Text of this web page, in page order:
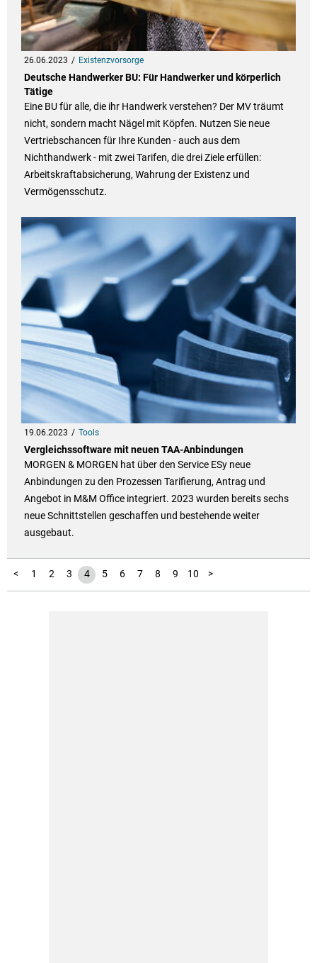
26.06.2023 Existenzvorsorge
Deutsche Handwerker BU: Für Handwerker und körperlich
Tätige
Eine BU für alle, die ihr Handwerk verstehen? Der MV träumt
nicht, sondern macht Nägel mit Köpfen. Nutzen Sie neue
Vertriebschancen für Ihre Kunden - auch aus dem
Nichthandwerk - mit zwei Tarifen, die drei Ziele erfüllen:
Arbeitskraftabsicherung, Wahrung der Existenz und
Vermögensschutz.
19.06.2023 Tools
Vergleichssoftware mit neuen TAA-Anbindungen
MORGEN & MORGEN hat über den Service ESy neue
Anbindungen zu den Prozessen Tarifierung, Antrag und
Angebot in M&M Office integriert. 2023 wurden bereits sechs
neue Schnittstellen geschaffen und bestehende weiter
ausgebaut.
< 1 2 3 4 5 6 7 8 9 10
11
12
13
14
15
16
17
18
19
20 >